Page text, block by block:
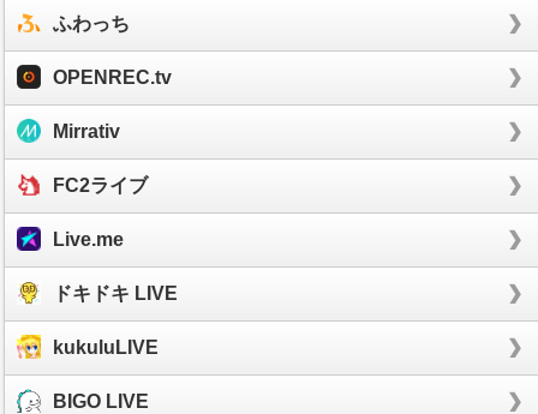
ふわっち
OPENREC.tv
Mirrativ
FC2ライブ
Live.me
ドキドキ LIVE
kukuluLIVE
BIGO LIVE